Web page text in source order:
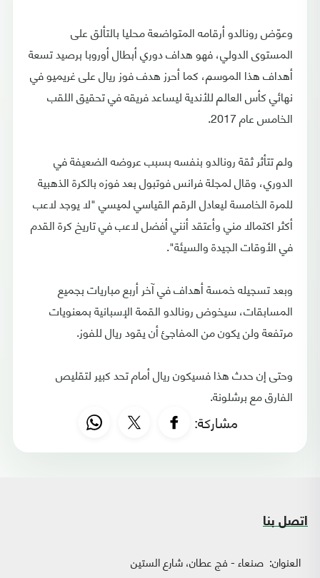
وعوّض رونالدو أرقامه المتواضعة محليا بالتألق على
المستوى الدولي، فهو هداف دوري أبطال أوروبا برصيد تسعة
أهداف هذا الموسم، كما أحرز هدف فوز ريال على غريميو في
نهائي كأس العالم للأندية ليساعد فريقه في تحقيق اللقب
الخامس عام 2017.
ولم تتأثر ثقة رونالدو بنفسه بسبب عروضه الضعيفة في
الدوري، وقال لمجلة فرانس فوتبول بعد فوزه بالكرة الذهبية
للمرة الخامسة ليعادل الرقم القياسي لميسي "لا يوجد لاعب
أكثر اكتمالا مني وأعتقد أنني أفضل لاعب في تاريخ كرة القدم
في الأوقات الجيدة والسيئة".
وبعد تسجيله خمسة أهداف في آخر أربع مباريات بجميع
المسابقات، سيخوض رونالدو القمة الإسبانية بمعنويات
مرتفعة ولن يكون من المفاجئ أن يقود ريال للفوز.
وحتى إن حدث هذا فسيكون ريال أمام تحد كبير لتقليص
الفارق مع برشلونة.
مشاركة:
اتصل بنا
العنوان: صنعاء - فج عطان، شارع الستين